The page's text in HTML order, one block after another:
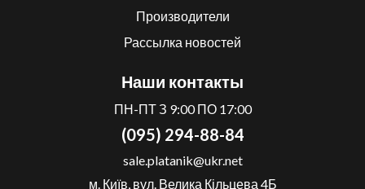
Производители
Рассылка новостей
Наши контакты
ПН-ПТ З 9:00 ПО 17:00
(095) 294-88-84
sale.platanik@ukr.net
м. Київ, вул. Велика Кільцева 4Б